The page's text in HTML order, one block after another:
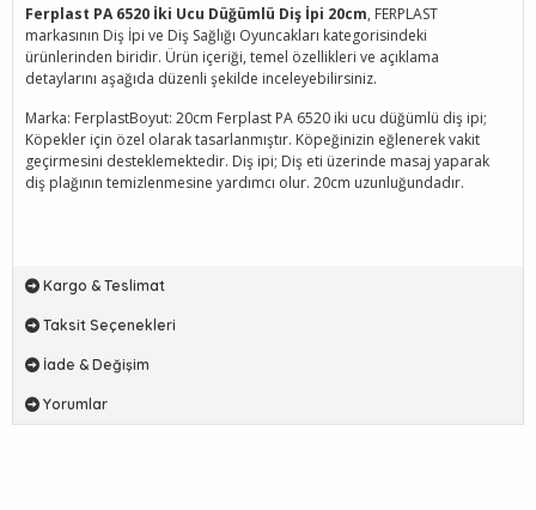
Ferplast PA 6520 İki Ucu Düğümlü Diş İpi 20cm, FERPLAST
markasının Diş İpi ve Diş Sağlığı Oyuncakları kategorisindeki
ürünlerinden biridir. Ürün içeriği, temel özellikleri ve açıklama
detaylarını aşağıda düzenli şekilde inceleyebilirsiniz.
Marka: FerplastBoyut: 20cm Ferplast PA 6520 iki ucu düğümlü diş ipi;
Köpekler için özel olarak tasarlanmıştır. Köpeğinizin eğlenerek vakit
geçirmesini desteklemektedir. Diş ipi; Diş eti üzerinde masaj yaparak
diş plağının temizlenmesine yardımcı olur. 20cm uzunluğundadır.
Kargo & Teslimat
Taksit Seçenekleri
İade & Değişim
Yorumlar